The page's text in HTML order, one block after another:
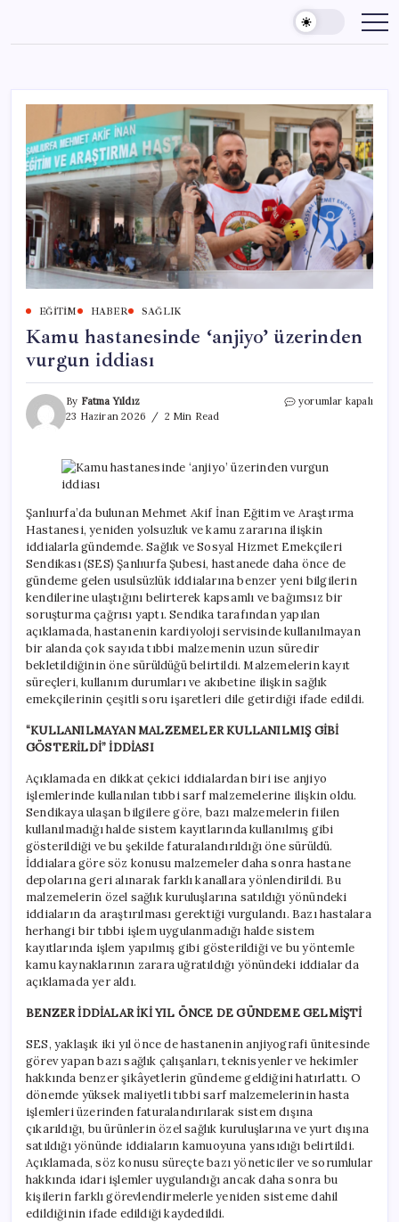
content
EĞITIM HABER SAĞLIK
Kamu hastanesinde ‘anjiyo’ üzerinden
vurgun iddiası
By Fatma Yıldız
23 Haziran 2026
2 Min Read
Kamu
iddiası
yorumlar kapalı
Şanlıurfa’da bulunan Mehmet Akif İnan Eğitim ve Araştırma
Hastanesi, yeniden yolsuzluk ve kamu zararına ilişkin
iddialarla gündemde. Sağlık ve Sosyal Hizmet Emekçileri
Sendikası (SES) Şanlıurfa Şubesi, hastanede daha önce de
gündeme gelen usulsüzlük iddialarına benzer yeni bilgilerin
kendilerine ulaştığını belirterek kapsamlı ve bağımsız bir
soruşturma çağrısı yaptı. Sendika tarafından yapılan
açıklamada, hastanenin kardiyoloji servisinde kullanılmayan
bir alanda çok sayıda tıbbi malzemenin uzun süredir
bekletildiğinin öne sürüldüğü belirtildi. Malzemelerin kayıt
süreçleri, kullanım durumları ve akıbetine ilişkin sağlık
emekçilerinin çeşitli soru işaretleri dile getirdiği ifade edildi.
“KULLANILMAYAN MALZEMELER KULLANILMIŞ GİBİ
GÖSTERİLDİ” İDDİASI
Açıklamada en dikkat çekici iddialardan biri ise anjiyo
işlemlerinde kullanılan tıbbi sarf malzemelerine ilişkin oldu.
Sendikaya ulaşan bilgilere göre, bazı malzemelerin fiilen
kullanılmadığı halde sistem kayıtlarında kullanılmış gibi
gösterildiği ve bu şekilde faturalandırıldığı öne sürüldü.
İddialara göre söz konusu malzemeler daha sonra hastane
depolarına geri alınarak farklı kanallara yönlendirildi. Bu
malzemelerin özel sağlık kuruluşlarına satıldığı yönündeki
iddiaların da araştırılması gerektiği vurgulandı. Bazı hastalara
herhangi bir tıbbi işlem uygulanmadığı halde sistem
kayıtlarında işlem yapılmış gibi gösterildiği ve bu yöntemle
kamu kaynaklarının zarara uğratıldığı yönündeki iddialar da
açıklamada yer aldı.
BENZER İDDİALAR İKİ YIL ÖNCE DE GÜNDEME GELMİŞTİ
SES, yaklaşık iki yıl önce de hastanenin anjiyografi ünitesinde
görev yapan bazı sağlık çalışanları, teknisyenler ve hekimler
hakkında benzer şikâyetlerin gündeme geldiğini hatırlattı. O
dönemde yüksek maliyetli tıbbi sarf malzemelerinin hasta
işlemleri üzerinden faturalandırılarak sistem dışına
çıkarıldığı, bu ürünlerin özel sağlık kuruluşlarına ve yurt dışına
satıldığı yönünde iddiaların kamuoyuna yansıdığı belirtildi.
Açıklamada, söz konusu süreçte bazı yöneticiler ve sorumlular
hakkında idari işlemler uygulandığı ancak daha sonra bu
kişilerin farklı görevlendirmelerle yeniden sisteme dahil
edildiğinin ifade edildiği kaydedildi.